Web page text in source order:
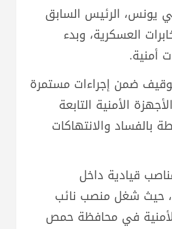
يونس، الرئيس السابق
العسكرية، وبدء
أمنية.
ضمن إجراءات مستمرة
الأمنية التابعة
بالفساد والانتهاكات
قيادية داخل
حيث شغل منصب نائب
في محافظة حمص